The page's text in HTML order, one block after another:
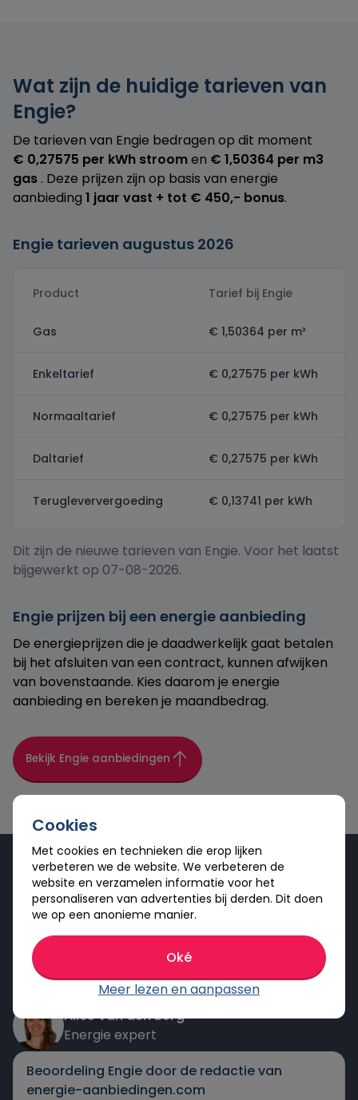
Cookies
Met cookies en technieken die erop lijken
verbeteren we de website. We verbeteren de
website en verzamelen informatie voor het
personaliseren van advertenties bij derden. Dit doen
we op een anonieme manier.
Oké
Meer lezen en aanpassen
Wat zijn de huidige tarieven van
Engie?
De tarieven van Engie bedragen op dit moment
€ 0,27575 per kWh stroomen € 1,50364 per m3
gas . Deze prijzen zijn op basis van energie
aanbieding 1 jaar vast + tot € 450,- bonus.
Engie tarieven augustus 2026
Product Tarief bij Engie
Gas € 1,50364 per m³
Enkeltarief € 0,27575 per kWh
Normaaltarief € 0,27575 per kWh
Daltarief € 0,27575 per kWh
Terugleververgoeding € 0,13741 per kWh
Dit zijn de nieuwe tarieven van Engie. Voor het laatst
bijgewerkt op 07-08-2026.
Engie prijzen bij een energie aanbieding
De energieprijzen die je daadwerkelijk gaat betalen
bij het afsluiten van een contract, kunnen afwijken
van bovenstaande. Kies daarom je energie
aanbieding en bereken je maandbedrag.
Bekijk Engie aanbiedingen
Ervaring met Engie
"ENGIE is hard op weg de CO2-uitstoot omlaag te
brengen en haar totale aandeel groene energie te
vergroten. Het mooie is: ENGIE levert uitsluitend
groene stroom."
Alice van den Berg
Energie expert
Beoordeling Engie door de redactie van
energie-aanbiedingen.com